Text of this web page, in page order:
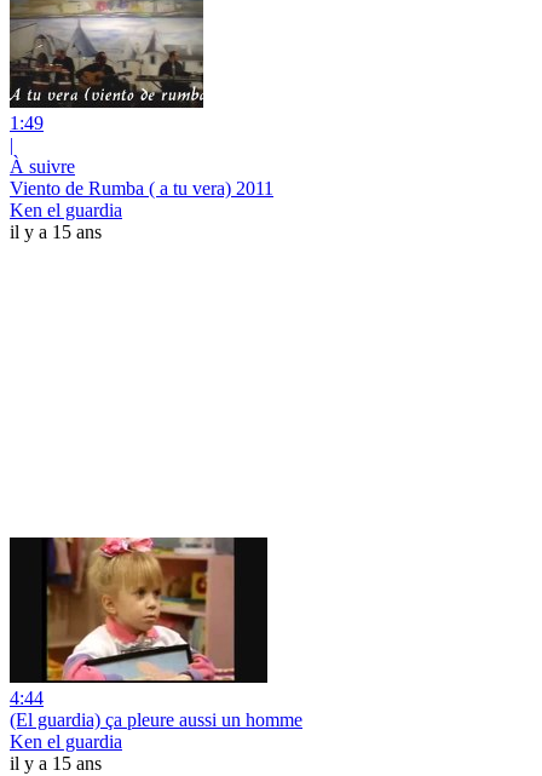
1:49
|
À suivre
Viento de Rumba ( a tu vera) 2011
Ken el guardia
il y a 15 ans
4:44
(El guardia) ça pleure aussi un homme
Ken el guardia
il y a 15 ans